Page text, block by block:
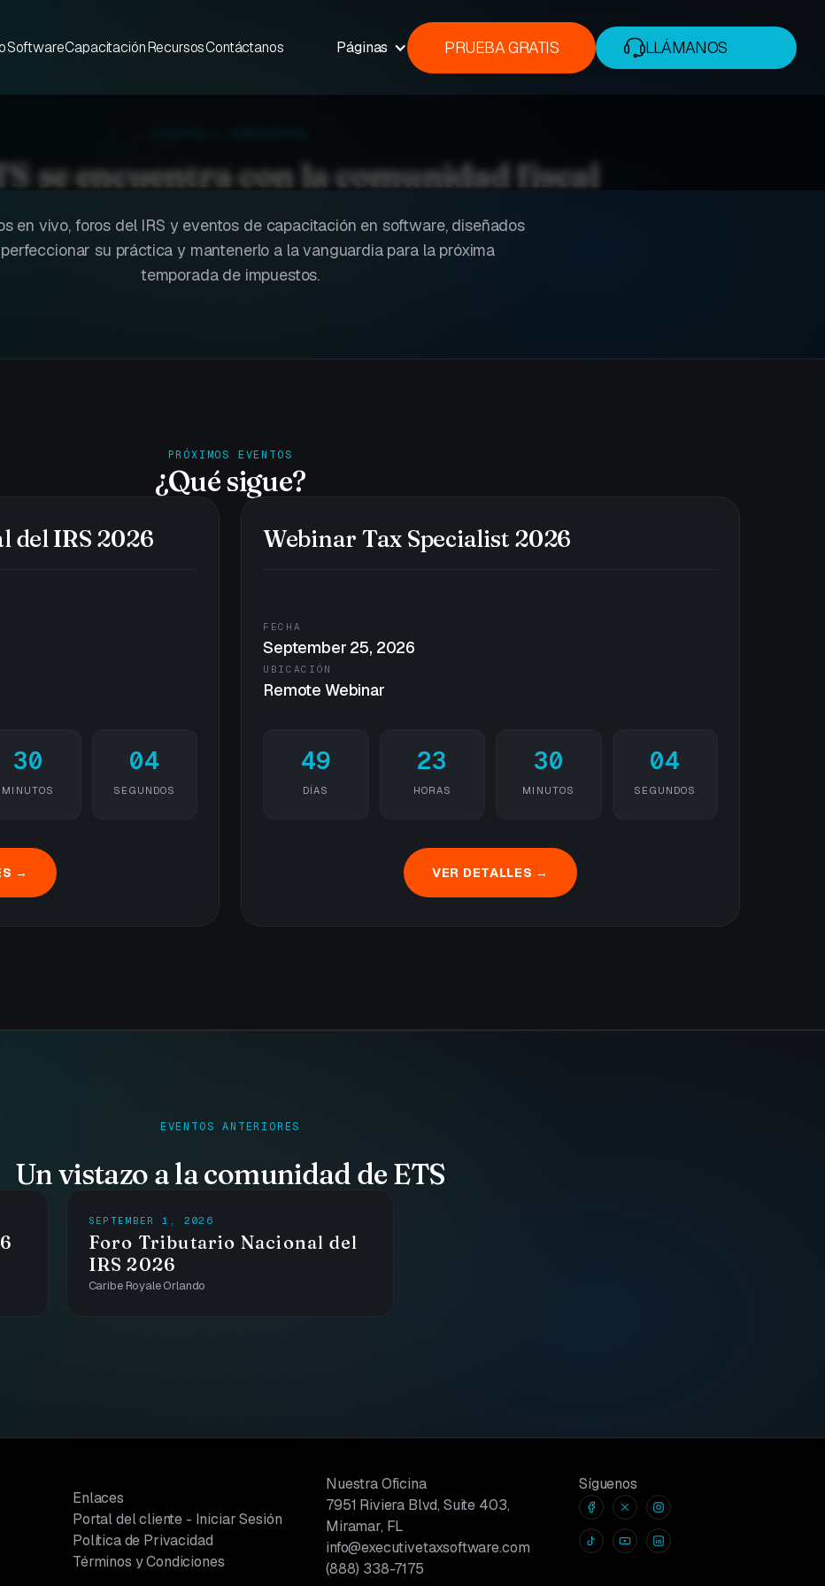
SoftwareCapacitaciónRecursosContáctanos Páginas
PRUEBA GRATIS
PRUEBA GRATIS
LLÁMANOS
+1 (888) 338-7175
se encuentra con la comunidad fiscal
en vivo, foros del IRS y eventos de capacitación en software, diseñados
su práctica y mantenerlo a la vanguardia para la próxima
temporada de impuestos.
PRÓXIMOS EVENTOS
¿Qué sigue?
del IRS 2026
30
MINUTOS
04
SEGUNDOS
→
Webinar Tax Specialist 2026
FECHA
September 25, 2026
UBICACIÓN
Remote Webinar
49
DÍAS
23
HORAS
30
MINUTOS
04
SEGUNDOS
VER DETALLES →
EVENTOS ANTERIORES
Un vistazo a la comunidad de ETS
SEPTEMBER 1, 2026
Foro Tributario Nacional del
IRS 2026
Caribe Royale Orlando
Enlaces
Portal del cliente - Iniciar Sesión
Política de Privacidad
Términos y Condiciones
Nuestra Oficina
7951 Riviera Blvd, Suite 403,
Miramar, FL
info@executivetaxsoftware.com
(888) 338-7175
Síguenos